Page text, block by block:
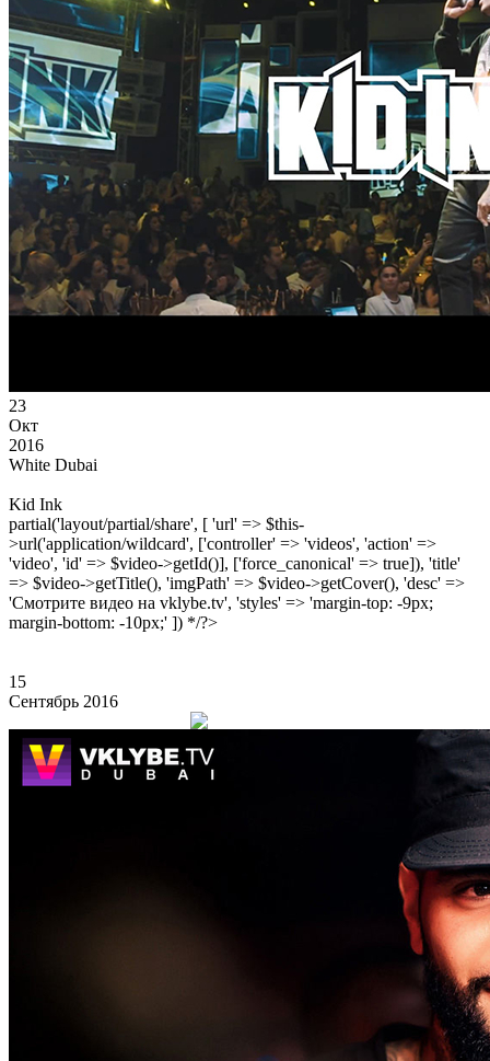
23
Окт
2016
White Dubai
Kid Ink
partial('layout/partial/share', [ 'url' => $this-
>url('application/wildcard', ['controller' => 'videos', 'action' =>
'video', 'id' => $video->getId()], ['force_canonical' => true]), 'title'
=> $video->getTitle(), 'imgPath' => $video->getCover(), 'desc' =>
'Смотрите видео на vklybe.tv', 'styles' => 'margin-top: -9px;
margin-bottom: -10px;' ]) */?>
15
Сентябрь 2016